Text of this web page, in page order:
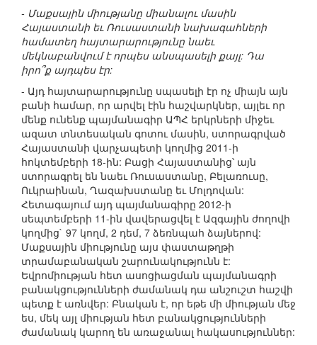
- Մաքսային միությանը միանալու մասին
Հայաստանի եւ Ռուսաստանի նախագահների
համատեղ հայտարարությունը նաեւ
մեկնաբանվում է որպես անսպասելի քայլ: Դա
իրո՞ք այդպես էր:
- Այդ հայտարարությունը սպասելի էր ոչ միայն այն
բանի համար, որ արվել էին հաշվարկներ, այլեւ որ
մենք ունենք պայմանագիր ԱՊՀ երկրների միջեւ
ազատ տնտեսական գոտու մասին, ստորագրված
Հայաստանի վարչապետի կողմից 2011-ի
հոկտեմբերի 18-ին: Բացի Հայաստանից՝ այն
ստորագրել են նաեւ Ռուսաստանը, Բելառուսը,
Ուկրաինան, Ղազախստանը եւ Մոլդովան:
Հետագայում այդ պայմանագիրը 2012-ի
սեպտեմբերի 11-ին վավերացվել է Ազգային ժողովի
կողմից` 97 կողմ, 2 դեմ, 7 ձեռնպահ ձայներով:
Մաքսային միությունը այս փաստաթղթի
տրամաբանական շարունակությունն է:
Եվրոմիության հետ ասոցիացման պայմանագրի
բանակցությունների ժամանակ դա անշուշտ հաշվի
պետք է առնվեր: Բնական է, որ եթե մի միության մեջ
ես, մեկ այլ միության հետ բանակցությունների
ժամանակ կարող են առաջանալ հակասություններ: